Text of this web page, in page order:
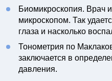
Биомикроскопия. Врач
микроскопом. Так
глаза и насколько
Тонометрия по
заключается в
давления.